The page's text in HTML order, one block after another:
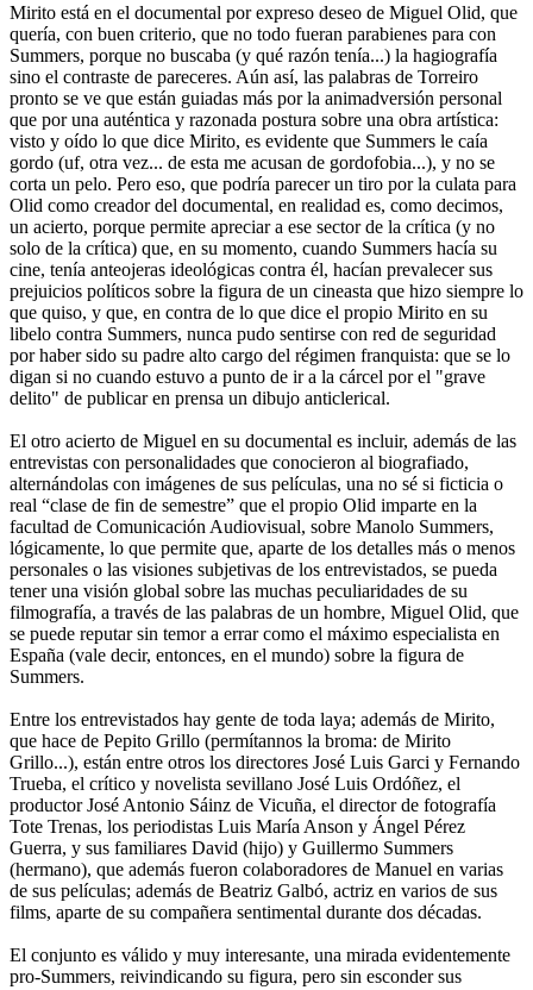
Mirito está en el documental por expreso deseo de Miguel Olid, que
quería, con buen criterio, que no todo fueran parabienes para con
Summers, porque no buscaba (y qué razón tenía...) la hagiografía
sino el contraste de pareceres. Aún así, las palabras de Torreiro
pronto se ve que están guiadas más por la animadversión personal
que por una auténtica y razonada postura sobre una obra artística:
visto y oído lo que dice Mirito, es evidente que Summers le caía
gordo (uf, otra vez... de esta me acusan de gordofobia...), y no se
corta un pelo. Pero eso, que podría parecer un tiro por la culata para
Olid como creador del documental, en realidad es, como decimos,
un acierto, porque permite apreciar a ese sector de la crítica (y no
solo de la crítica) que, en su momento, cuando Summers hacía su
cine, tenía anteojeras ideológicas contra él, hacían prevalecer sus
prejuicios políticos sobre la figura de un cineasta que hizo siempre lo
que quiso, y que, en contra de lo que dice el propio Mirito en su
libelo contra Summers, nunca pudo sentirse con red de seguridad
por haber sido su padre alto cargo del régimen franquista: que se lo
digan si no cuando estuvo a punto de ir a la cárcel por el "grave
delito" de publicar en prensa un dibujo anticlerical.
El otro acierto de Miguel en su documental es incluir, además de las
entrevistas con personalidades que conocieron al biografiado,
alternándolas con imágenes de sus películas, una no sé si ficticia o
real “clase de fin de semestre” que el propio Olid imparte en la
facultad de Comunicación Audiovisual, sobre Manolo Summers,
lógicamente, lo que permite que, aparte de los detalles más o menos
personales o las visiones subjetivas de los entrevistados, se pueda
tener una visión global sobre las muchas peculiaridades de su
filmografía, a través de las palabras de un hombre, Miguel Olid, que
se puede reputar sin temor a errar como el máximo especialista en
España (vale decir, entonces, en el mundo) sobre la figura de
Summers.
Entre los entrevistados hay gente de toda laya; además de Mirito,
que hace de Pepito Grillo (permítannos la broma: de Mirito
Grillo...), están entre otros los directores José Luis Garci y Fernando
Trueba, el crítico y novelista sevillano José Luis Ordóñez, el
productor José Antonio Sáinz de Vicuña, el director de fotografía
Tote Trenas, los periodistas Luis María Anson y Ángel Pérez
Guerra, y sus familiares David (hijo) y Guillermo Summers
(hermano), que además fueron colaboradores de Manuel en varias
de sus películas; además de Beatriz Galbó, actriz en varios de sus
films, aparte de su compañera sentimental durante dos décadas.
El conjunto es válido y muy interesante, una mirada evidentemente
pro-Summers, reivindicando su figura, pero sin esconder sus